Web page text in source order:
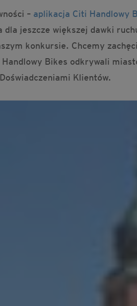
– aplikacja Citi Handlowy
jeszcze większej dawki
konkursie. Chcemy
Bikes odkrywali
Klientów.